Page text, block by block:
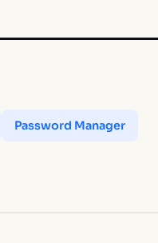
Password Manager